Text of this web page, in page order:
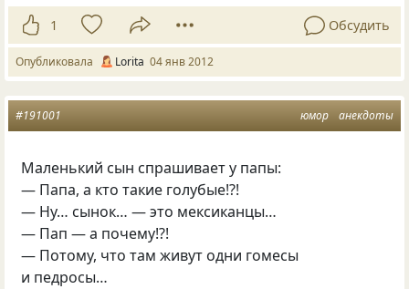
1 Обсудить
Опубликовала Lorita 04 янв 2012
юмор анекдоты
#191001
Маленький сын спpашивает у папы:
— Папа, а кто такие голубые!?!
— Hу… сынок… — это мексиканцы…
— Пап — а почему!?!
— Потому, что там живут одни гомесы
и педpосы…